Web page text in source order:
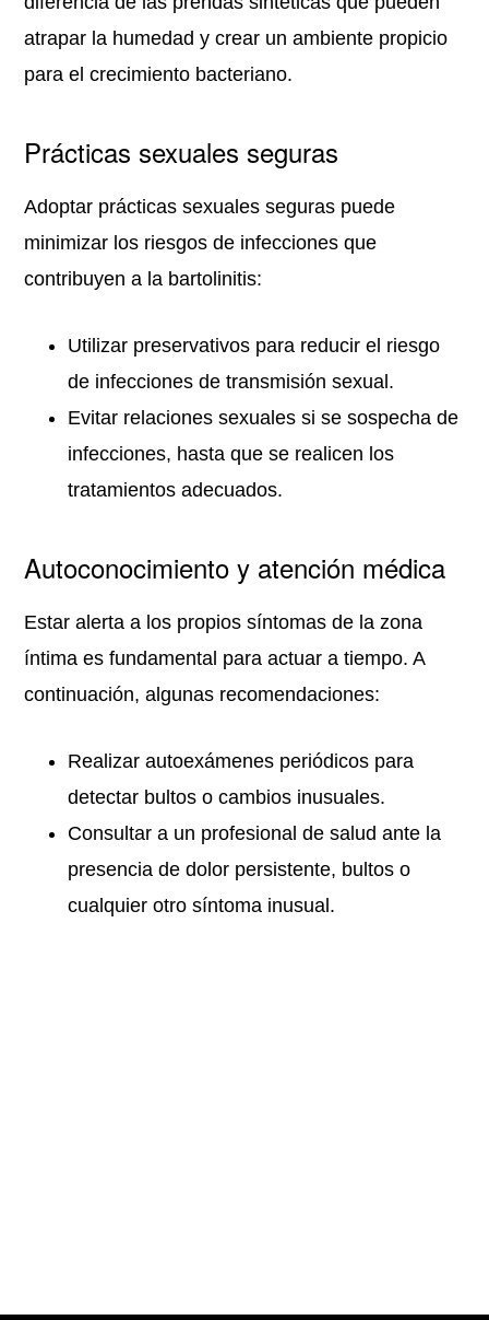
atrapar la humedad y crear un ambiente propicio
para el crecimiento bacteriano.
Prácticas sexuales seguras
Adoptar prácticas sexuales seguras puede
minimizar los riesgos de infecciones que
contribuyen a la bartolinitis:
Utilizar preservativos para reducir el riesgo
de infecciones de transmisión sexual.
Evitar relaciones sexuales si se sospecha de
infecciones, hasta que se realicen los
tratamientos adecuados.
Autoconocimiento y atención médica
Estar alerta a los propios síntomas de la zona
íntima es fundamental para actuar a tiempo. A
continuación, algunas recomendaciones:
Realizar autoexámenes periódicos para
detectar bultos o cambios inusuales.
Consultar a un profesional de salud ante la
presencia de dolor persistente, bultos o
cualquier otro síntoma inusual.